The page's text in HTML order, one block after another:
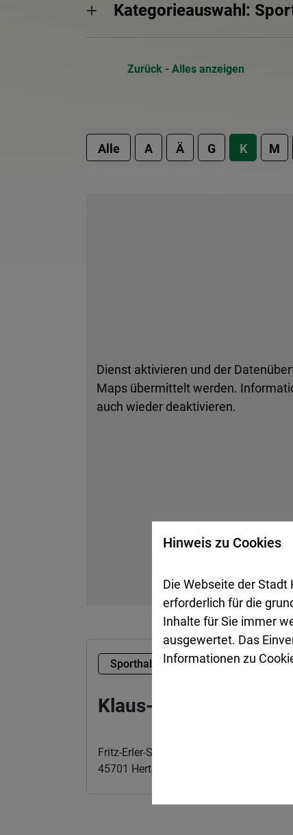
Kategorieauswahl:
Zurück - Alles anzeigen
Alle A Ä G K M
Dienst aktivieren und der
Maps übermittelt werden.
auch wieder deaktivieren.
Sporthalle Mitte
Klaus-Bechtel-Halle
Fritz-Erler-Straße 2
45701 Herten
Hinweis zu Cookies
Die Webseite der
erforderlich für die
Inhalte für Sie immer
ausgewertet. Das
Informationen zu